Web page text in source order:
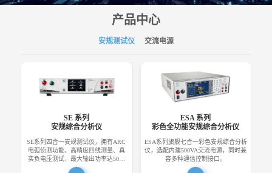
产品中心
安规测试仪 交流电源
SE 系列
安规综合分析仪
SE系列四合一安规测试仪，拥有ARC
电弧侦测功能、高精度四线测量、真
实负电压测试，最大输出功率达50…
ESA 系列
彩色全功能安规综合分析仪
ESA系列旗舰七合一彩色安规综合分析
仪，选配内建500VA交流电源，同时兼
容多种通信控制接口。